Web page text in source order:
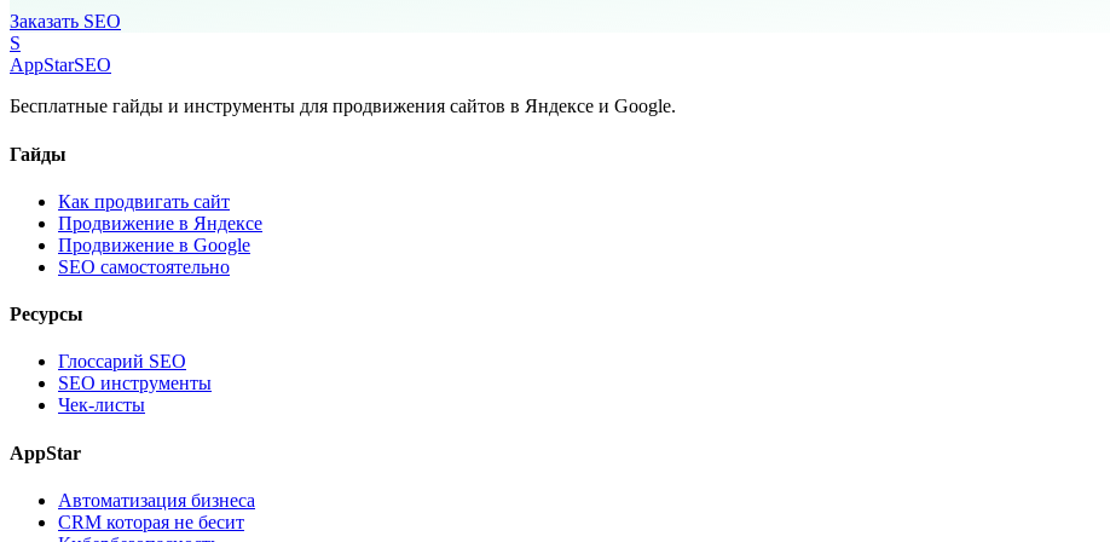
Заказать SEO
S
AppStarSEO
Бесплатные гайды и инструменты для продвижения сайтов в Яндексе и Google.
Гайды
Как продвигать сайт
Продвижение в Яндексе
Продвижение в Google
SEO самостоятельно
Ресурсы
Глоссарий SEO
SEO инструменты
Чек-листы
AppStar
Автоматизация бизнеса
CRM которая не бесит